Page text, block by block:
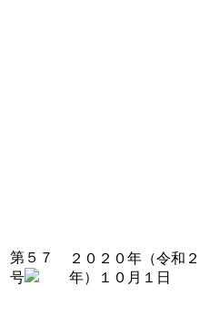
第５７
号
２０２０年（令和２
年）１０月１日